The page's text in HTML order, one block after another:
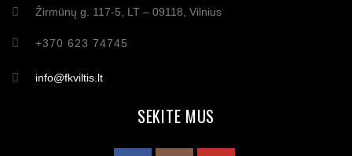
Žirmūnų g. 117-5, LT – 09118, Vilnius
+370 623 74745
info@fkviltis.lt
SEKITE MUS